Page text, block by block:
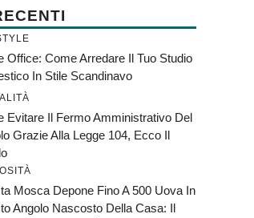
Office: Come Arredare Il Tuo Studio
In Stile Scandinavo
Evitare Il Fermo Amministrativo Del
Grazie Alla Legge 104, Ecco Il
Mosca Depone Fino A 500 Uova In
Angolo Nascosto Della Casa: Il